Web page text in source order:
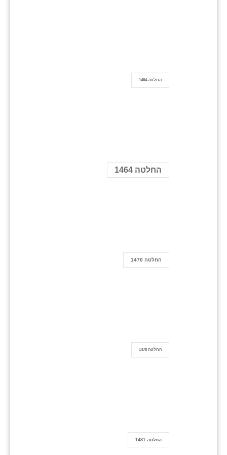
החלטה 1464
החלטה 1464
החלטה 1470
החלטה 1478
החלטה 1481